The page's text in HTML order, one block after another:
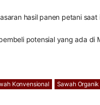
hasil panen petani
potensial yang ada
Konvensional Sawah Organik